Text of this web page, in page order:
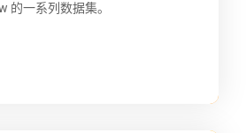
的一系列数据集。